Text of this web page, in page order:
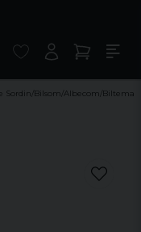
Sordin/Bilsom/Albecom/Biltema